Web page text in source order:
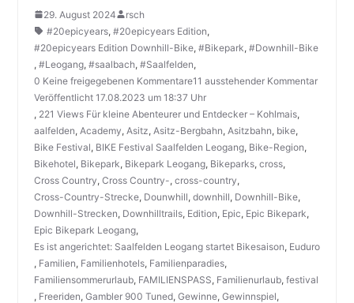
29. August 2024
rsch
#20epicyears, #20epicyears Edition,
#20epicyears Edition Downhill-Bike, #Bikepark, #Downhill-Bike
, #Leogang, #saalbach, #Saalfelden,
0 Keine freigegebenen Kommentare11 ausstehender Kommentar
Veröffentlicht 17.08.2023 um 18:37 Uhr
, 221 Views Für kleine Abenteurer und Entdecker – Kohlmais,
aalfelden, Academy, Asitz, Asitz-Bergbahn, Asitzbahn, bike,
Bike Festival, BIKE Festival Saalfelden Leogang, Bike-Region,
Bikehotel, Bikepark, Bikepark Leogang, Bikeparks, cross,
Cross Country, Cross Country-, cross-country,
Cross-Country-Strecke, Dounwhill, downhill, Downhill-Bike,
Downhill-Strecken, Downhilltrails, Edition, Epic, Epic Bikepark,
Epic Bikepark Leogang,
Es ist angerichtet: Saalfelden Leogang startet Bikesaison, Euduro
, Familien, Familienhotels, Familienparadies,
Familiensommerurlaub, FAMILIENSPASS, Familienurlaub, festival
, Freeriden, Gambler 900 Tuned, Gewinne, Gewinnspiel,